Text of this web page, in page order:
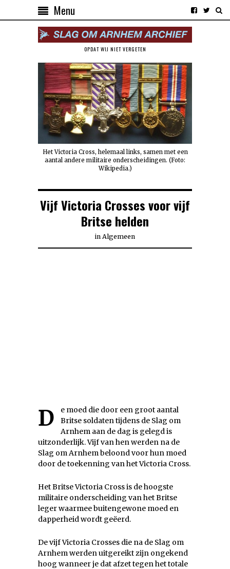
Menu
OPDAT WIJ NIET VERGETEN
Het Victoria Cross, helemaal links, samen met een
aantal andere militaire onderscheidingen. (Foto:
Wikipedia.)
Vijf Victoria Crosses voor vijf
Britse helden
in Algemeen
De moed die door een groot aantal
Britse soldaten tijdens de Slag om
Arnhem aan de dag is gelegd is
uitzonderlijk. Vijf van hen werden na de
Slag om Arnhem beloond voor hun moed
door de toekenning van het Victoria Cross.
Het Britse Victoria Cross is de hoogste
militaire onderscheiding van het Britse
leger waarmee buitengewone moed en
dapperheid wordt geëerd.
De vijf Victoria Crosses die na de Slag om
Arnhem werden uitgereikt zijn ongekend
hoog wanneer je dat afzet tegen het totale